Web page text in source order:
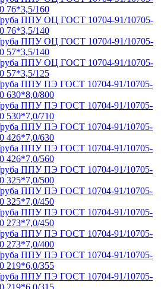
76*3,5/160
ППУ ОЦ ГОСТ 10704-91/10705-
76*3,5/140
ППУ ОЦ ГОСТ 10704-91/10705-
57*3,5/140
ППУ ОЦ ГОСТ 10704-91/10705-
57*3,5/125
ППУ ПЭ ГОСТ 10704-91/10705-
630*8,0/800
ППУ ПЭ ГОСТ 10704-91/10705-
530*7,0/710
ППУ ПЭ ГОСТ 10704-91/10705-
426*7,0/630
ППУ ПЭ ГОСТ 10704-91/10705-
426*7,0/560
ППУ ПЭ ГОСТ 10704-91/10705-
325*7,0/500
ППУ ПЭ ГОСТ 10704-91/10705-
325*7,0/450
ППУ ПЭ ГОСТ 10704-91/10705-
273*7,0/450
ППУ ПЭ ГОСТ 10704-91/10705-
273*7,0/400
ППУ ПЭ ГОСТ 10704-91/10705-
219*6,0/355
ППУ ПЭ ГОСТ 10704-91/10705-
219*6,0/315